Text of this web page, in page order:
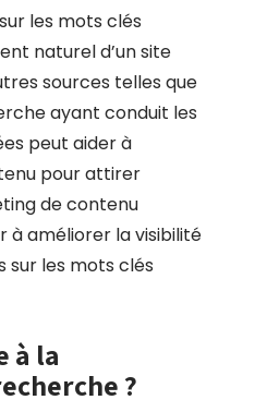
les mots clés
naturel d’un site
sources telles que
ayant conduit les
peut aider à
pour attirer
de contenu
à améliorer la visibilité
sur les mots clés
à la
?